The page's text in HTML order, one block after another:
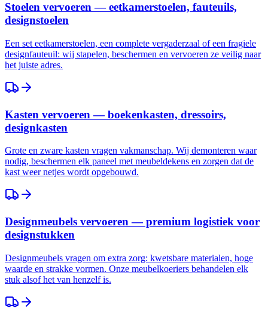
Stoelen vervoeren — eetkamerstoelen, fauteuils,
designstoelen
Een set eetkamerstoelen, een complete vergaderzaal of een fragiele
designfauteuil: wij stapelen, beschermen en vervoeren ze veilig naar
het juiste adres.
Kasten vervoeren — boekenkasten, dressoirs,
designkasten
Grote en zware kasten vragen vakmanschap. Wij demonteren waar
nodig, beschermen elk paneel met meubeldekens en zorgen dat de
kast weer netjes wordt opgebouwd.
Designmeubels vervoeren — premium logistiek voor
designstukken
Designmeubels vragen om extra zorg: kwetsbare materialen, hoge
waarde en strakke vormen. Onze meubelkoeriers behandelen elk
stuk alsof het van henzelf is.